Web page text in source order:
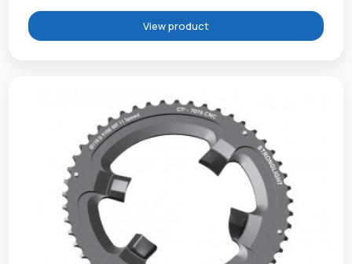
View product